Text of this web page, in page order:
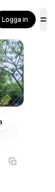
Logga in